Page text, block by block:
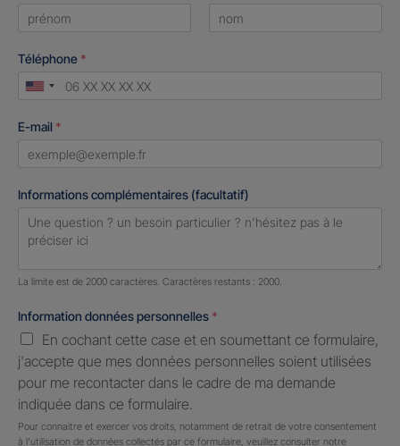
Téléphone *
United
+1
E-mail *
Informations complémentaires (facultatif)
Nombre de caractères restants :2000 caractères restants
La limite est de 2000 caractères. Caractères restants : 2000.
Information données personnelles *
En cochant cette case et en soumettant ce formulaire,
j'accepte que mes données personnelles soient utilisées
pour me recontacter dans le cadre de ma demande
indiquée dans ce formulaire.
Pour connaitre et exercer vos droits, notamment de retrait de votre consentement
à l'utilisation de données collectés par ce formulaire, veuillez consulter notre